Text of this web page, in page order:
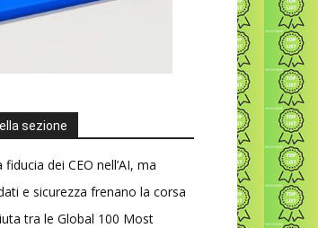
sezione
dei CEO nell’AI, ma
e sicurezza frenano la corsa
tra le Global 100 Most